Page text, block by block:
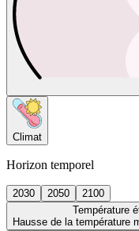
Climat
Horizon temporel
2030 2050
2100
Température
Hausse de la température